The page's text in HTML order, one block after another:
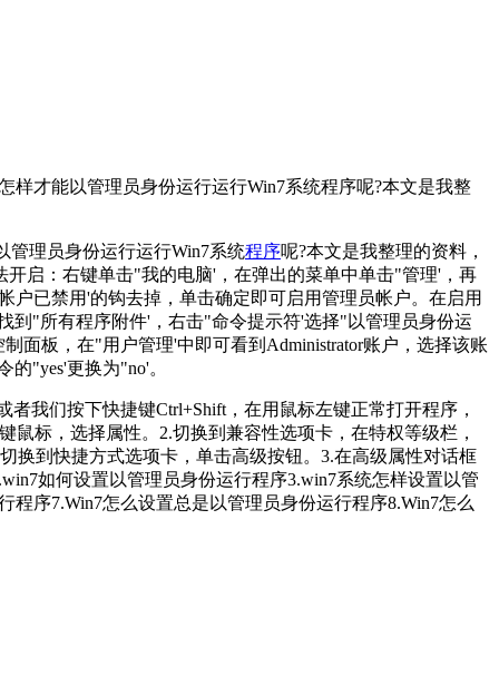
才能以管理员身份运行运行Win7系统程序呢?本文是我整
管理员身份运行运行Win7系统程序呢?本文是我整理的资料，
启：右键单击"我的电脑'，在弹出的菜单中单击"管理'，再
已禁用'的钩去掉，单击确定即可启用管理员帐户。在启用
到"所有程序附件'，右击"命令提示符'选择"以管理员身份运
面板，在"用户管理'中即可看到Administrator账户，选择该账
"yes'更换为"no'。
我们按下快捷键Ctrl+Shift，在用鼠标左键正常打开程序，
标，选择属性。2.切换到兼容性选项卡，在特权等级栏，
换到快捷方式选项卡，单击高级按钮。3.在高级属性对话框
如何设置以管理员身份运行程序3.win7系统怎样设置以管
序7.Win7怎么设置总是以管理员身份运行程序8.Win7怎么